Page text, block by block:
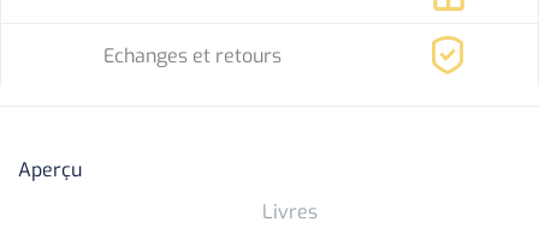
Echanges et retours
Aperçu
Livres